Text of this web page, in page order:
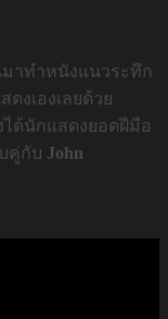
าทำหนังแนวระทึก
งเองเลยด้วย
ได้นักแสดงยอดฝีมือ
คู่กับ John